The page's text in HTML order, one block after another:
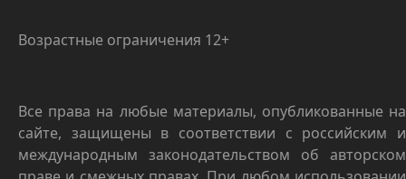
Возрастные ограничения 12+
Все права на любые материалы, опубликованные на
сайте, защищены в соответствии с российским и
международным законодательством об авторском